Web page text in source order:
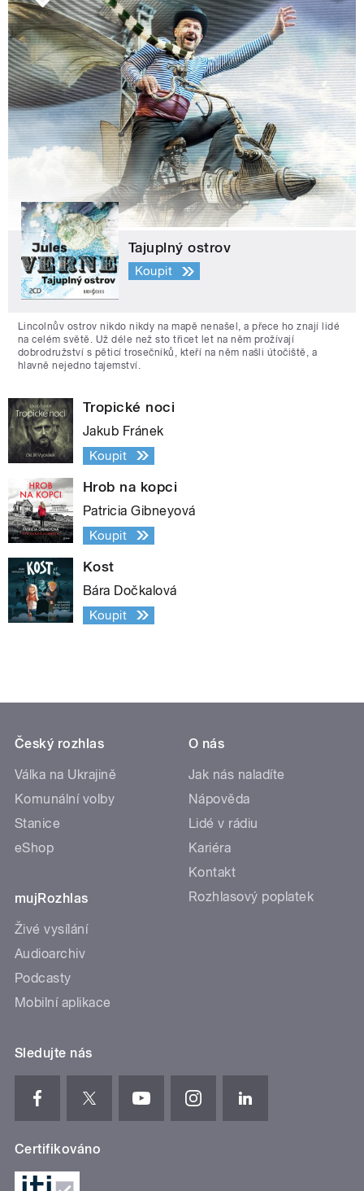
Tajuplný ostrov
Koupit
Lincolnův ostrov nikdo nikdy na mapě nenašel, a přece ho znají lidé
na celém světě. Už déle než sto třicet let na něm prožívají
dobrodružství s pěticí trosečníků, kteří na něm našli útočiště, a
hlavně nejedno tajemství.
Tropické noci
Jakub Fránek
Koupit
Hrob na kopci
Patricia Gibneyová
Koupit
Kost
Bára Dočkalová
Koupit
Český rozhlas
Válka na Ukrajině
Komunální volby
Stanice
eShop
mujRozhlas
Živé vysílání
Audioarchiv
Podcasty
Mobilní aplikace
O nás
Jak nás naladíte
Nápověda
Lidé v rádiu
Kariéra
Kontakt
Rozhlasový poplatek
Sledujte nás
Certifikováno